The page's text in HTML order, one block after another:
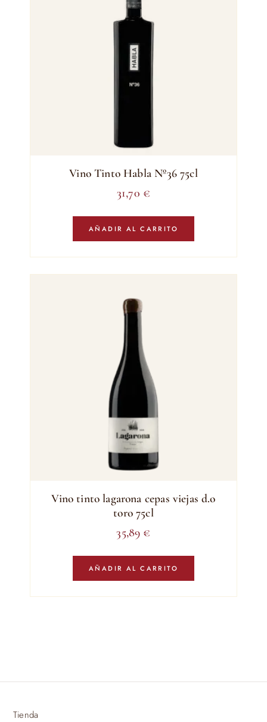
Vino Tinto Habla Nº36 75cl
31,70 €
AÑADIR AL CARRITO
Vino tinto lagarona cepas viejas d.o
toro 75cl
35,89 €
AÑADIR AL CARRITO
Tienda